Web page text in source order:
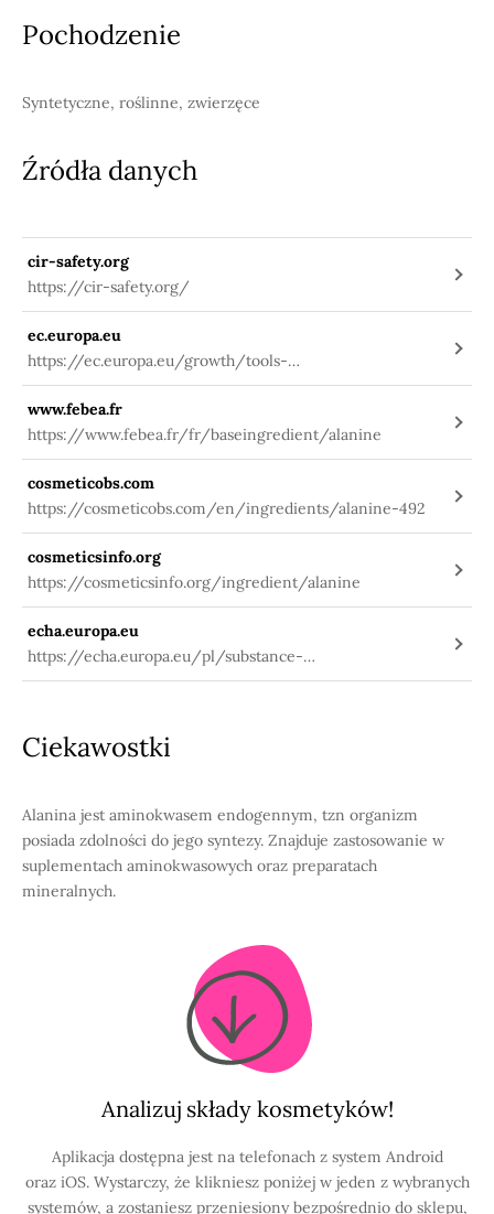
Pochodzenie
Syntetyczne, roślinne, zwierzęce
Źródła danych
cir-safety.org
https://cir-safety.org/
ec.europa.eu
https://ec.europa.eu/growth/tools-
databases/cosing/index.cfm?
fuseaction=search.details_v2&id=31395
www.febea.fr
https://www.febea.fr/fr/baseingredient/alanine
cosmeticobs.com
https://cosmeticobs.com/en/ingredients/alanine-492
cosmeticsinfo.org
https://cosmeticsinfo.org/ingredient/alanine
echa.europa.eu
https://echa.europa.eu/pl/substance-
information/-/substanceinfo/100.005.571
Ciekawostki
Alanina jest aminokwasem endogennym, tzn organizm
posiada zdolności do jego syntezy. Znajduje zastosowanie w
suplementach aminokwasowych oraz preparatach
mineralnych.
Analizuj składy kosmetyków!
Aplikacja dostępna jest na telefonach z system Android
oraz iOS. Wystarczy, że klikniesz poniżej w jeden z wybranych
systemów, a zostaniesz przeniesiony bezpośrednio do sklepu,